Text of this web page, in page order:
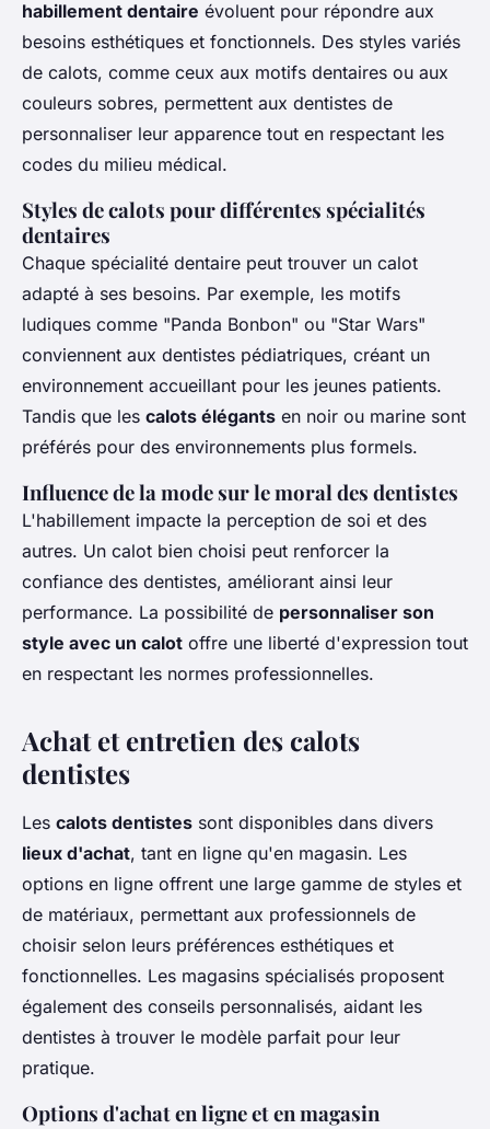
habillement dentaire évoluent pour répondre aux
besoins esthétiques et fonctionnels. Des styles variés
de calots, comme ceux aux motifs dentaires ou aux
couleurs sobres, permettent aux dentistes de
personnaliser leur apparence tout en respectant les
codes du milieu médical.
Styles de calots pour différentes spécialités
dentaires
Chaque spécialité dentaire peut trouver un calot
adapté à ses besoins. Par exemple, les motifs
ludiques comme "Panda Bonbon" ou "Star Wars"
conviennent aux dentistes pédiatriques, créant un
environnement accueillant pour les jeunes patients.
Tandis que les calots élégants en noir ou marine sont
préférés pour des environnements plus formels.
Influence de la mode sur le moral des dentistes
L'habillement impacte la perception de soi et des
autres. Un calot bien choisi peut renforcer la
confiance des dentistes, améliorant ainsi leur
performance. La possibilité de personnaliser son
style avec un calot offre une liberté d'expression tout
en respectant les normes professionnelles.
Achat et entretien des calots
dentistes
Les calots dentistes sont disponibles dans divers
lieux d'achat, tant en ligne qu'en magasin. Les
options en ligne offrent une large gamme de styles et
de matériaux, permettant aux professionnels de
choisir selon leurs préférences esthétiques et
fonctionnelles. Les magasins spécialisés proposent
également des conseils personnalisés, aidant les
dentistes à trouver le modèle parfait pour leur
pratique.
Options d'achat en ligne et en magasin